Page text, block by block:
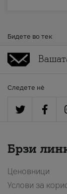
Бидете во тек
Следете нè
Брзи
Ценовници
Услови за